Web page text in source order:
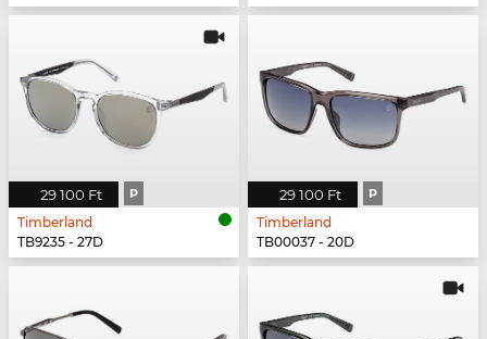
29 100 Ft P
Timberland
TB9235 - 27D
29 100 Ft P
Timberland
TB00037 - 20D